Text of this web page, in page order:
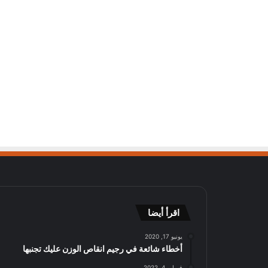
اقرأ أيضا
يونيو 17, 2020
أخطاء شائعة في رجيم انقاص الوزن عليك تجنبها